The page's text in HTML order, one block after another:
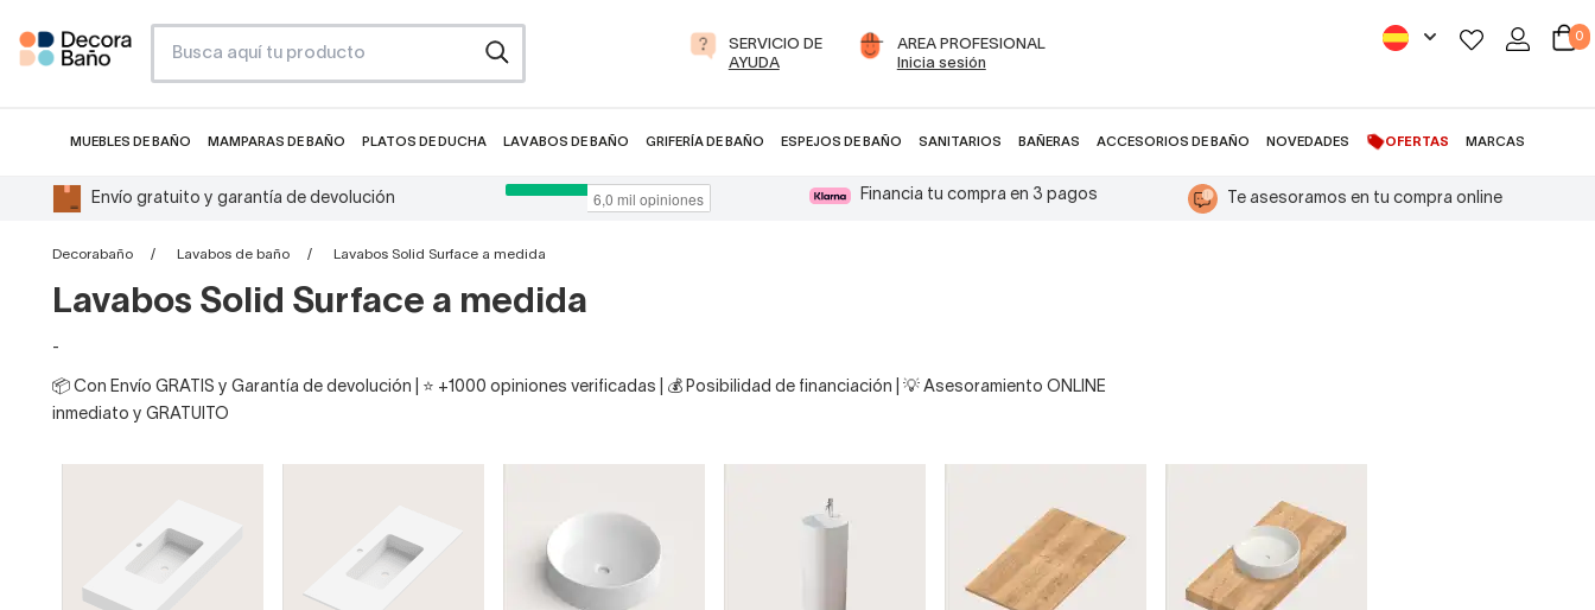
SERVICIO DE
AYUDA
AREA PROFESIONAL
Inicia sesión
0
MUEBLES DE BAÑO MAMPARAS DE BAÑO PLATOS DE DUCHA LAVABOS DE BAÑO GRIFERÍA DE BAÑO ESPEJOS DE BAÑO SANITARIOS BAÑERAS ACCESORIOS DE BAÑO NOVEDADES OFERTAS MARCAS
Envío gratuito y garantía de devolución Financia tu compra en 3 pagos Te asesoramos en tu compra online
Decorabaño Lavabos de baño Lavabos Solid Surface a medida
Lavabos Solid Surface a medida
-
📦 Con Envío GRATIS y Garantía de devolución | ⭐ +1000 opiniones verificadas | 💰 Posibilidad de financiación | 💡 Asesoramiento ONLINE
inmediato y GRATUITO